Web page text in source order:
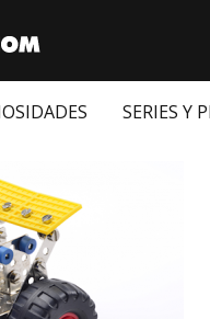
SERIES Y